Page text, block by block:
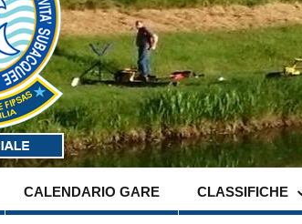
CALENDARIO GARE CLASSIFICHE